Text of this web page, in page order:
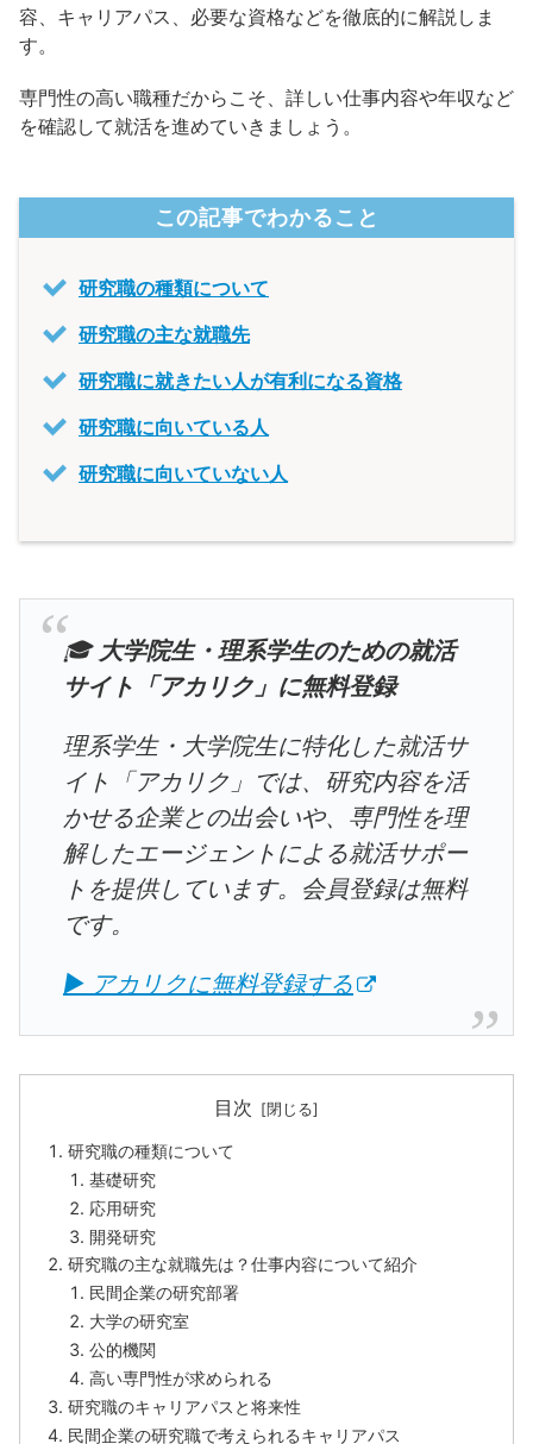
容、キャリアパス、必要な資格などを徹底的に解説しま
す。
専門性の高い職種だからこそ、詳しい仕事内容や年収など
を確認して就活を進めていきましょう。
この記事でわかること
研究職の種類について
研究職の主な就職先
研究職に就きたい人が有利になる資格
研究職に向いている人
研究職に向いていない人
🎓 大学院生・理系学生のための就活
サイト「アカリク」に無料登録
理系学生・大学院生に特化した就活サ
イト「アカリク」では、研究内容を活
かせる企業との出会いや、専門性を理
解したエージェントによる就活サポー
トを提供しています。会員登録は無料
です。
▶ アカリクに無料登録する
目次
研究職の種類について
基礎研究
応用研究
開発研究
研究職の主な就職先は？仕事内容について紹介
民間企業の研究部署
大学の研究室
公的機関
高い専門性が求められる
研究職のキャリアパスと将来性
民間企業の研究職で考えられるキャリアパス